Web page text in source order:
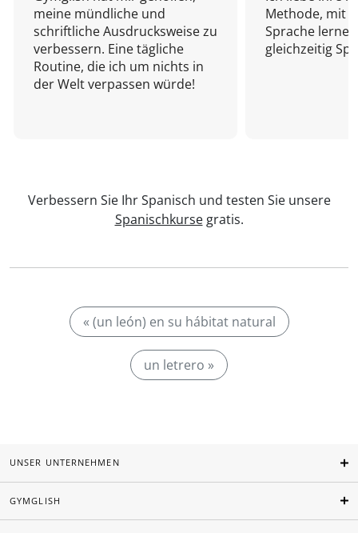
meine mündliche und
schriftliche Ausdrucksweise zu
verbessern. Eine tägliche
Routine, die ich um nichts in
der Welt verpassen würde!
Methode, mit
Sprache
gleichzeitig
Verbessern Sie Ihr Spanisch und testen Sie unsere
Spanischkursegratis.
« (un león) en su hábitat natural
un letrero »
UNSER UNTERNEHMEN
GYMGLISH